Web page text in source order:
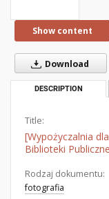
Show content
Download
DESCRIPTION
Title:
[Wypożyczalnia
Biblioteki
Rodzaj dokumentu:
fotografia